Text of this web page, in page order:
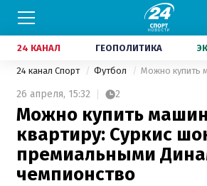
24 КАНАЛ ГЕОПОЛИТИКА
24 канал Спорт Футбол
26 апреля, 15:32 2
Можно купить
квартиру: Суркис
премиальными
чемпионство